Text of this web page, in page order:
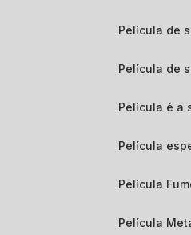
Película de
Película de
Película é
Película
Película
Película